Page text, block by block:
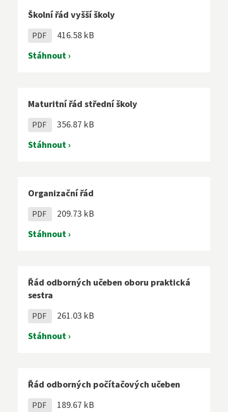
Školní řád vyšší školy
PDF
416.58 kB
Stáhnout ›
Maturitní řád střední školy
PDF
356.87 kB
Stáhnout ›
Organizační řád
PDF
209.73 kB
Stáhnout ›
Řád odborných učeben oboru praktická
sestra
PDF
261.03 kB
Stáhnout ›
Řád odborných počítačových učeben
PDF
189.67 kB